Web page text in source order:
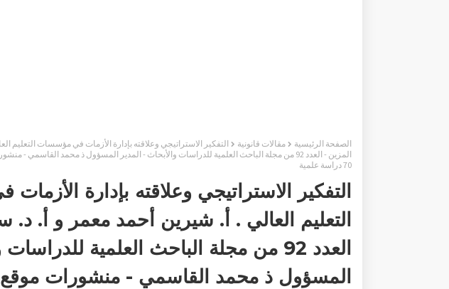
الصفحة الرئيسية مقالات قانونية
التفكير الاستراتيجي وعلاقته بإدارة الأزمات في مؤسسات التعليم
المزين - العدد 92 من مجلة الباحث العلمية للدراسات والأبحاث - المدير المسؤول ذ محمد القاسمي
70 دراسة علمية
التفكير الاستراتيجي وعلاقته بإدارة
التعليم العالي . أ. شيرين أحمد معمر و أ. د.
العدد 92 من مجلة الباحث العلمية
المسؤول ذ محمد القاسمي - منشورات موقع